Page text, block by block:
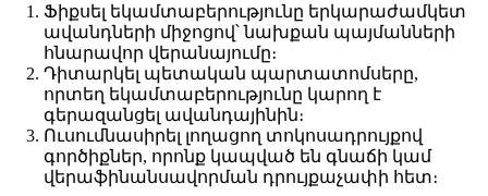
Ֆիքսել եկամտաբերությունը երկարաժամկետ
ավանդների միջոցով՝ նախքան պայմանների
հնարավոր վերանայումը։
Դիտարկել պետական պարտատոմսերը,
որտեղ եկամտաբերությունը կարող է
գերազանցել ավանդայինին։
Ուսումնասիրել լողացող տոկոսադրույքով
գործիքներ, որոնք կապված են գնաճի կամ
վերաֆինանսավորման դրույքաչափի հետ։